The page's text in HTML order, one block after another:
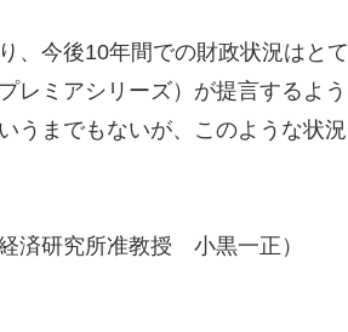
、今後10年間での財政状況はと
レミアシリーズ）が提言するよ
うまでもないが、このような状
経済研究所准教授 小黒一正）